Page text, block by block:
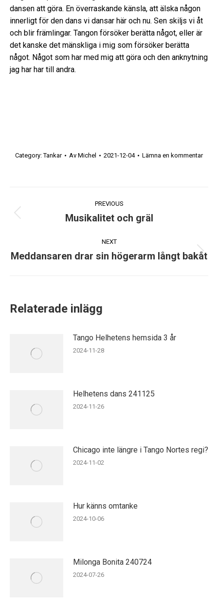
dansen att göra. En överraskande känsla, att älska någon
innerligt för den dans vi dansar här och nu. Sen skiljs vi åt
och blir främlingar. Tangon försöker berätta något, eller är
det kanske det mänskliga i mig som försöker berätta
något. Något som har med mig att göra och den anknytning
jag har har till andra.
Category:Tankar Av Michel 2021-12-04 Lämna en kommentar
navigation
PREVIOUS
Previous
Musikalitet och gräl
NEXT
Next
Meddansaren drar sin högerarm långt bakåt
Relaterade inlägg
Tango Helhetens hemsida 3 år
2024-11-28
Helhetens dans 241125
2024-11-26
Chicago inte längre i Tango Nortes regi?
2024-11-02
Hur känns omtanke
2024-10-06
Milonga Bonita 240724
2024-07-26